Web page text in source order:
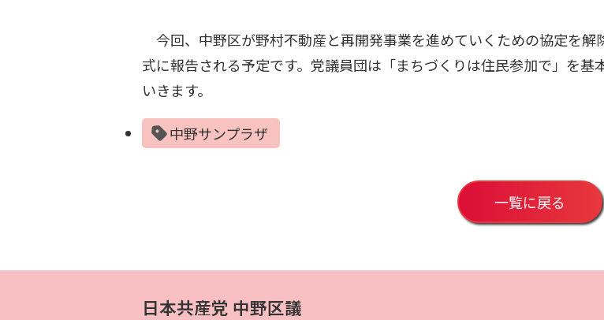
今回、中野区が野村不動産と再開発事業を進めていくための協定を
式に報告される予定です。党議員団は「まちづくりは住民参加で」を
いきます。
中野サンプラザ
一覧に戻る
日本共産党 中野区議